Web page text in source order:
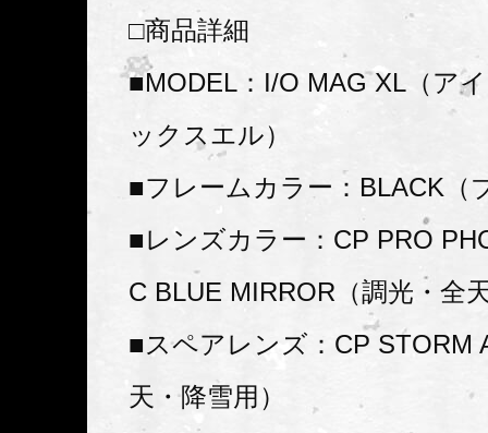
□商品詳細
■MODEL：I/O MAG XL（ア
ックスエル）
■フレームカラー：BLACK（
■レンズカラー：CP PRO
C BLUE MIRROR（調光・全
■スペアレンズ：CP STORM
天・降雪用）